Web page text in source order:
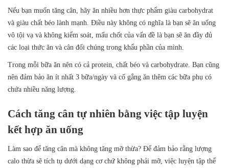
Nếu bạn muốn tăng cân, hãy ăn nhiều hơn thực phẩm giàu carbohydrat
và giàu chất béo lành mạnh. Điều này không có nghĩa là bạn sẽ ăn uống
vô tội vạ và không kiểm soát, mấu chốt của vấn đề là bạn sẽ ăn đầy đủ
các loại thức ăn và cân đối chúng trong khẩu phần của mình.
Trong mỗi bữa ăn nên có cả protein, chất béo và carbohydrate. Bạn cũng
nên đảm bảo ăn ít nhất 3 bữa/ngày và cố gắng ăn thêm các bữa phụ có
chứa nhiều năng lượng.
Cách tăng cân tự nhiên bằng việc tập luyện
kết hợp ăn uống
Làm sao để tăng cân mà không tăng mỡ thừa? Để đảm bảo rằng lượng
calo thừa sẽ tích tụ dưới dạng cơ chứ không phải mỡ, việc luyện tập thể